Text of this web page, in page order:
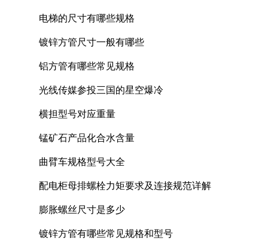
电梯的尺寸有哪些规格
镀锌方管尺寸一般有哪些
铝方管有哪些常见规格
光线传媒参投三国的星空爆冷
横担型号对应重量
锰矿石产品化合水含量
曲臂车规格型号大全
配电柜母排螺栓力矩要求及连接规范详解
膨胀螺丝尺寸是多少
镀锌方管有哪些常见规格和型号